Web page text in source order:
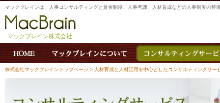
マックブレインは、人事コンサルティングと賃金制度、人事考課、人材育成などの人事制度の整
マックブレイン株式会社
株式会社マックブレイントップページ > 人材育成と人材活用を中心としたコンサルティングサー